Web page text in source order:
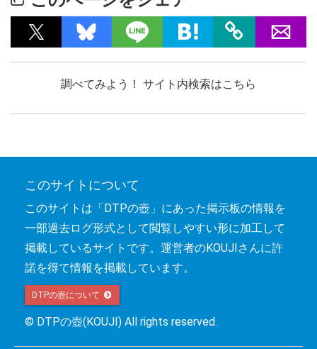
調べてみよう！ サイト内検索はこちら
このサイトについて
このサイトは「DTPの壺」にあった掲示板の情報を
一部過去ログ形式として閲覧しやすい形に加工して
掲載しているサイトです。運営者のKOUJIさんに許
諾を得て情報を掲載しています。
DTPの壺について
© DTPの壺(KOUJI) All rights reserved.